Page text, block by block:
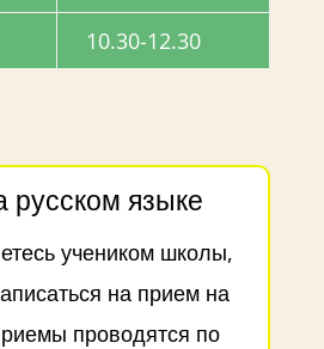
10.30-12.30
языке
учеником школы,
на прием на
проводятся по